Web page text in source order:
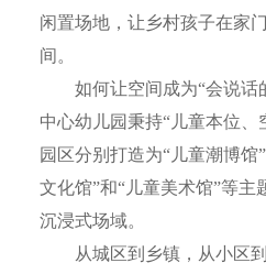
闲置场地，让乡村孩子在家
间。
如何让空间成为“会说话
中心幼儿园秉持“儿童本位、
园区分别打造为“儿童潮博馆
文化馆”和“儿童美术馆”等主
沉浸式场域。
从城区到乡镇，从小区到